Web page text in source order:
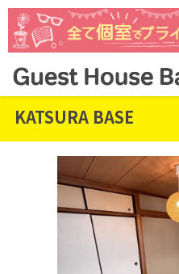
KATSURA BASE